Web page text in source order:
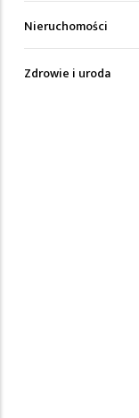
Nieruchomości
Zdrowie i uroda